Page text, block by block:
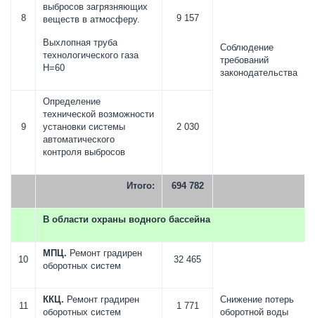
8
выбросов загрязняющих
веществ в атмосферу.
Выхлопная труба
технологического газа
Н=60
9 157
Соблюдение
требований
законодательства
9
Определение
технической возможности
установки системы
автоматического
контроля выбросов
2 030
Итого: 694 782
В области охраны водного бассейна
10
МПЦ. Ремонт градирен
оборотных систем
32 465
Снижение потерь
оборотной воды
11
ККЦ. Ремонт градирен
оборотных систем
1 771